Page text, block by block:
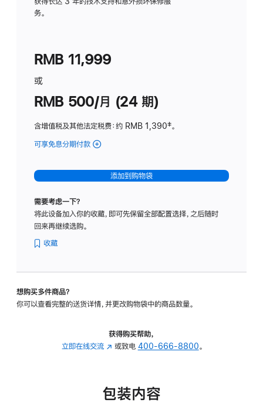
务。
RMB 11,999
或
RMB 500/月 (24 期)
含增值税及其他法定税费：约 RMB 1,390脚
‡。
可享免息分期付款 (Studio
-
标
璃
转
的
添加到购物袋
需要考虑一下？
将此设备加入你的收藏，即可先保留全部配置选择，之后随时
回来再继续选购。
收藏
想购买多件商品？
你可以查看完整的送货详情，并更改购物袋中的商品数量。
获得购买帮助，
立即在线交流 (在
中
或致电 400-666-8800。
包装内容